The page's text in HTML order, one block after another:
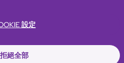
Cookie政策網站使用條款
設定
拒絕全部